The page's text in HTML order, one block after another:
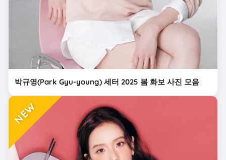
박규영(Park Gyu-young) 세터 2025 봄 화보 사진 모음
NEW